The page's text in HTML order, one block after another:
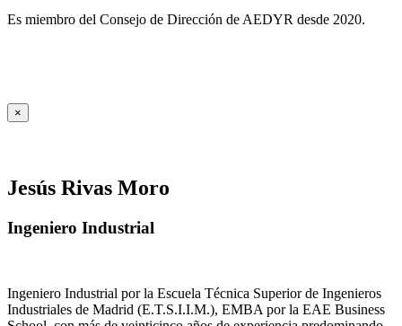
Es miembro del Consejo de Dirección de AEDYR desde 2020.
×
Jesús Rivas Moro
Ingeniero Industrial
Ingeniero Industrial por la Escuela Técnica Superior de Ingenieros
Industriales de Madrid (E.T.S.I.I.M.), EMBA por la EAE Business